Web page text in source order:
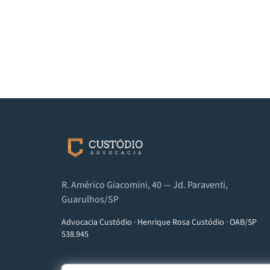
R. Américo Giacomini, 40 — Jd. Paraventi,
Guarulhos/SP
Advocacia Custódio · Henrique Rosa Custódio ·OAB/SP
538.945